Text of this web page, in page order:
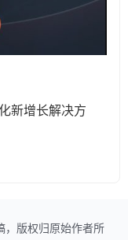
新增长解决方
，版权归原始作者所